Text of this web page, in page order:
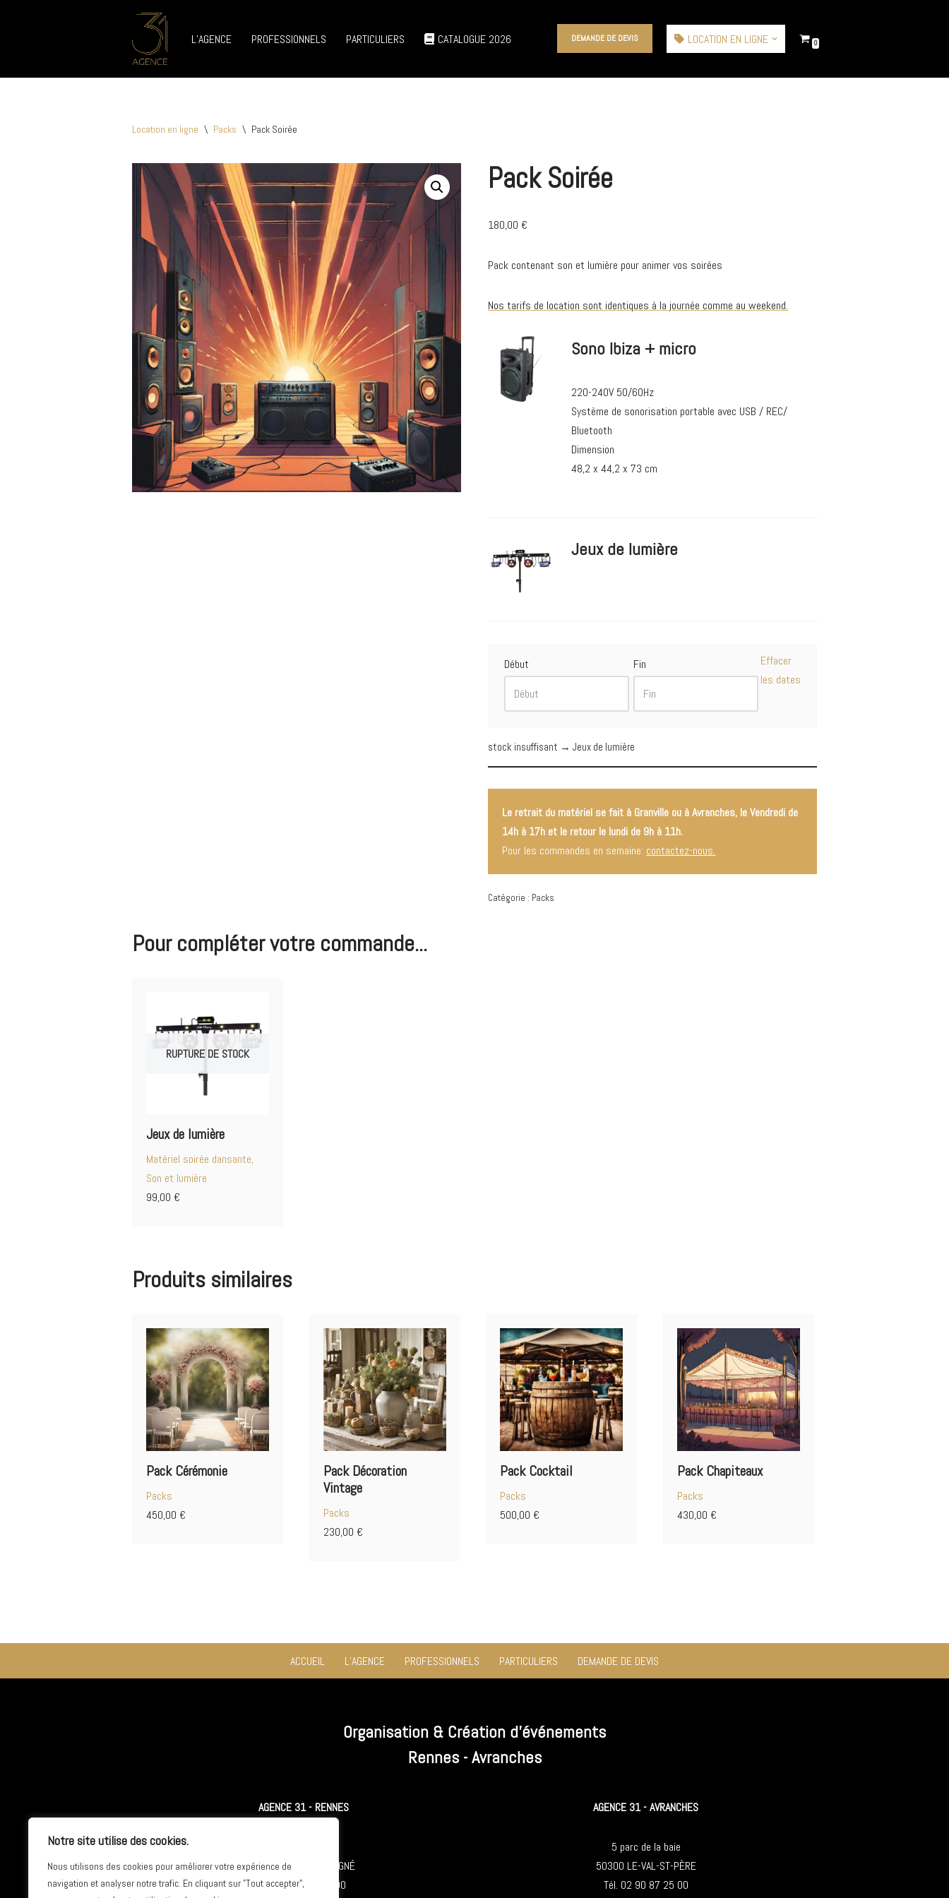
Notre site utilise des cookies.
Nous utilisons des cookies pour améliorer votre expérience de
navigation et analyser notre trafic. En cliquant sur "Tout accepter",
contenu
L’AGENCE PROFESSIONNELS PARTICULIERS CATALOGUE 2026 DEMANDE DE DEVIS LOCATION EN LIGNE 0
Location en ligne \ Packs \ Pack Soirée
Pack Soirée
180,00 €
Pack contenant son et lumière pour animer vos soirées
Nos tarifs de location sont identiques à la journée comme au weekend.
Sono Ibiza + micro
220-240V 50/60Hz
Système de sonorisation portable avec USB / REC/
Bluetooth
Dimension
48,2 x 44,2 x 73 cm
Jeux de lumière
Début Fin
Effacer
les dates
stock insuffisant → Jeux de lumière
Le retrait du matériel se fait à Granville ou à Avranches, le Vendredi de
14h à 17h et le retour le lundi de 9h à 11h.
Pour les commandes en semaine: contactez-nous.
Catégorie : Packs
Pour compléter votre commande...
RUPTURE DE STOCK
Jeux de lumière
Matériel soirée dansante,
Son et lumière
99,00 €
Produits similaires
Pack Cérémonie
Packs
450,00 €
Pack Décoration
Vintage
Packs
230,00 €
Pack Cocktail
Packs
500,00 €
Pack Chapiteaux
Packs
430,00 €
ACCUEIL L’AGENCE PROFESSIONNELS PARTICULIERS DEMANDE DE DEVIS
Organisation & Création d'événements
Rennes - Avranches
AGENCE 31 - RENNES
35510 CESSON-SÉVIGNÉ
Tél. 02 90 87 25 00
AGENCE 31 - AVRANCHES
5 parc de la baie
50300 LE-VAL-ST-PÈRE
Tél. 02 90 87 25 00